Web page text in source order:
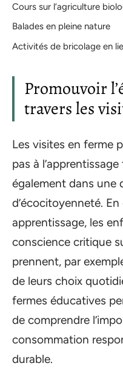
Cours sur l’agriculture
Balades en pleine nature
Activités de bricolage en
Promouvoir
travers les
Les visites en ferme
pas à
également dans une
d’écocitoyenneté.
apprentissage, les
conscience critique
prennent, par
de leurs choix
fermes éducatives
de comprendre
consommation
durable.